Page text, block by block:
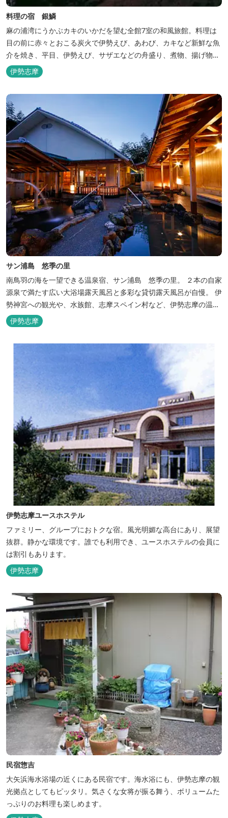
料理の宿 銀鱗
麻の浦湾にうかぶカキのいかだを望む全館7室の和風旅館。料理は
目の前に赤々とおこる炭火で伊勢えび、あわび、カキなど新鮮な魚
介を焼き、平目、伊勢えび、サザエなどの舟盛り、煮物、揚げ物な
どの懐石料理。
伊勢志摩
サン浦島 悠季の里
南鳥羽の海を一望できる温泉宿、サン浦島 悠季の里。 ２本の自家
源泉で満たす広い大浴場露天風呂と多彩な貸切露天風呂が自慢。 伊
勢神宮への観光や、水族館、志摩スペイン村など、伊勢志摩の温泉
旅行に お料理は伊勢志摩ならではの味覚が四季折々の旅を彩りま
す。 ～大浴場「まろびね庵」～ 敷地内より湧出する二つの源泉
「珠光の湯」「和みの湯」が 至福の癒しへとお誘い致します。 す
伊勢志摩
伊勢志摩ユースホステル
ファミリー、グループにおトクな宿。風光明媚な高台にあり、展望
抜群。静かな環境です。誰でも利用でき、ユースホステルの会員に
は割引もあります。
伊勢志摩
民宿惣吉
大矢浜海水浴場の近くにある民宿です。海水浴にも、伊勢志摩の観
光拠点としてもピッタリ。気さくな女将が振る舞う、ボリュームた
っぷりのお料理も楽しめます。